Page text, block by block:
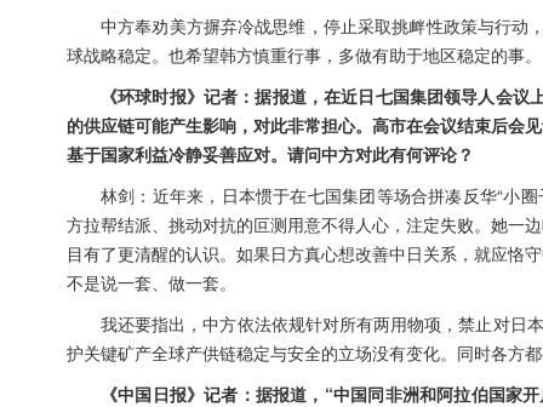
中方奉劝美方摒弃冷战思维，停止采取挑衅性政策与行动
球战略稳定。也希望韩方慎重行事，多做有助于地区稳定的事。
《环球时报》记者：据报道，在近日七国集团领导人会
的供应链可能产生影响，对此非常担心。高市在会议结束后会
基于国家利益冷静妥善应对。请问中方对此有何评论？
林剑：近年来，日本惯于在七国集团等场合拼凑反华“小
方拉帮结派、挑动对抗的叵测用意不得人心，注定失败。她一
目有了更清醒的认识。如果日方真心想改善中日关系，就应恪
不是说一套、做一套。
我还要指出，中方依法依规针对所有两用物项，禁止对日
护关键矿产全球产供链稳定与安全的立场没有变化。同时各方
《中国日报》记者：据报道，“中国同非洲和阿拉伯国家